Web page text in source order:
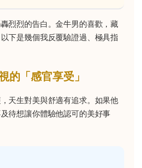
烈烈的告白。金牛男的喜歡，藏
下是幾個我反覆驗證過、極具指
的「感官享受」
天生對美與舒適有追求。如果他
待想讓你體驗他認可的美好事